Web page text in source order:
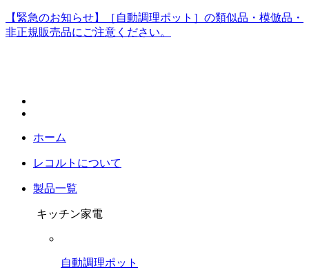
【緊急のお知らせ】［自動調理ポット］の類似品・模倣品・
非正規販売品にご注意ください。
ホーム
レコルトについて
製品一覧
キッチン家電
自動調理ポット